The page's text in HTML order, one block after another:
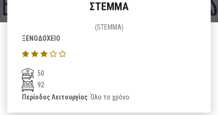
ΣΤΕΜΜΑ
(STEMMA)
ΞΕΝΟΔΟΧΕΙΟ
50
92
Περίοδος Λειτουργίας: Όλο το χρόνο